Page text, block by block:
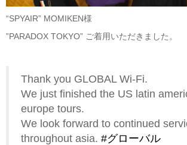
“SPYAIR” MOMIKEN様
”PARADOX TOKYO” ご着用いただきました。
Thank you GLOBAL Wi-Fi.
We just finished the US latin
europe tours.
We look forward to continued
throughout asia. #グローバル